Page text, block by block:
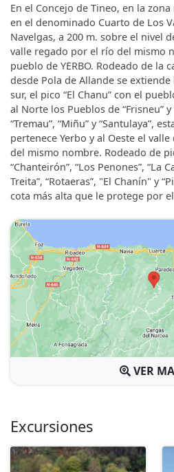
En el Concejo de Tineo, en la
en el denominado Cuarto de Los
Navelgas, a 200 m. sobre el nivel
valle regado por el río del mismo
pueblo de YERBO. Rodeado de la
desde Pola de Allande se
sur, el pico “El Chanu” con el
al Norte los Pueblos de “Frisneu” y
“Tremau”, “Miñu” y “Santulaya”,
pertenece Yerbo y al Oeste el
del mismo nombre. Rodeado de
“Chanteirón”, “Los Penones”, “La
Treita”, “Rotaeras”, "El Chanín" y
cota más alta que le protege por
VER
Excursiones